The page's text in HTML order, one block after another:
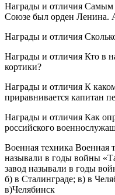
Награды и отличия Самым
Союзе был орден Ленина.
Награды и отличия
Награды и отличия Кто в
кортики?
Награды и отличия К
приравнивается капитан
Награды и отличия Как
российского
Военная техника Военная
называли в годы войны
завод называли в годы
б) в Сталинграде; в) в
в)Челябинск